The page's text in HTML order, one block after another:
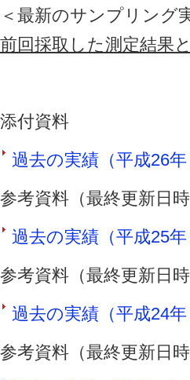
＜最新のサンプリング
前回採取した測定結果
添付資料
過去の実績（平成26
参考資料（最終更新日
過去の実績（平成25
参考資料（最終更新日
過去の実績（平成24
参考資料（最終更新日